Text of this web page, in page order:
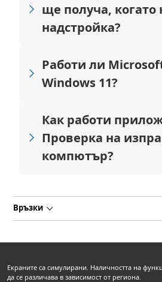
ще получа, когато
надстройка?
Работи ли
Windows 11?
Как работи
Проверка на
компютър?
Връзки
Екраните са симулирани. Наличността на
да се различава в зависимост от региона.